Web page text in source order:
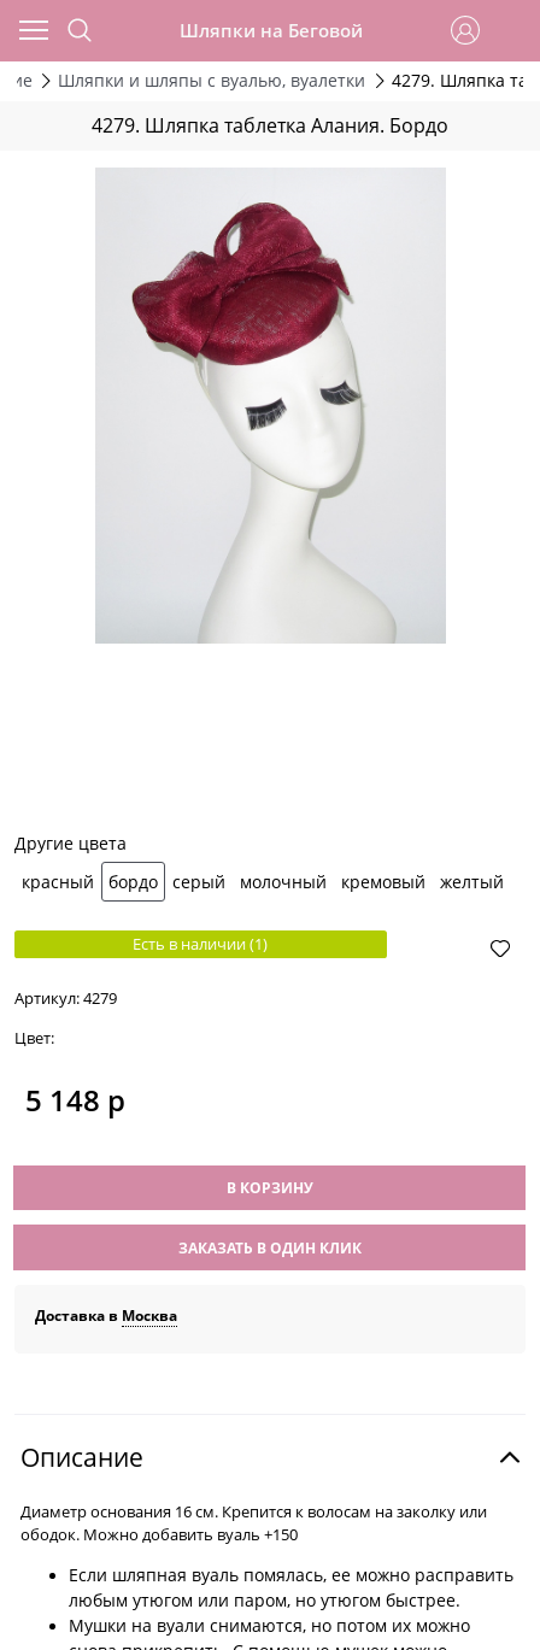
Шляпки на Беговой
Шляпки и шляпы с вуалью, вуалетки 4279. Шляпка
4279. Шляпка таблетка Алания. Бордо
Другие цвета
красный
бордо серый молочный кремовый желтый
Есть в наличии (1)
Артикул:4279
Цвет:
5 148 р
В КОРЗИНУ
ЗАКАЗАТЬ В ОДИН КЛИК
Доставка в Москва
Описание
Диаметр основания 16 см. Крепится к волосам на заколку или
ободок. Можно добавить вуаль +150
Если шляпная вуаль помялась, ее можно расправить
любым утюгом или паром, но утюгом быстрее.
Мушки на вуали снимаются, но потом их можно